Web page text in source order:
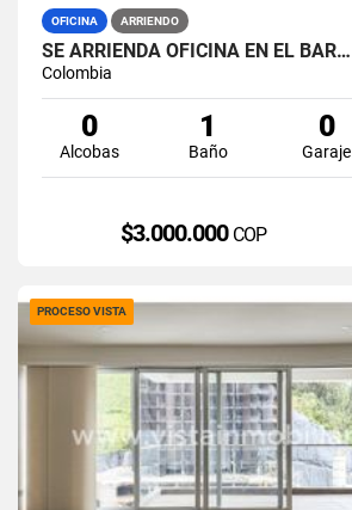
OFICINA ARRIENDO
SE ARRIENDA OFICINA EN EL BAR…
Colombia
0
Alcobas
1
Baño
0
Garaje
$3.000.000 COP
PROCESO VISTA